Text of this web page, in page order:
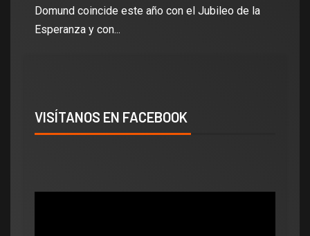
Domund coincide este año con el Jubileo de la
Esperanza y con...
VISÍTANOS EN FACEBOOK